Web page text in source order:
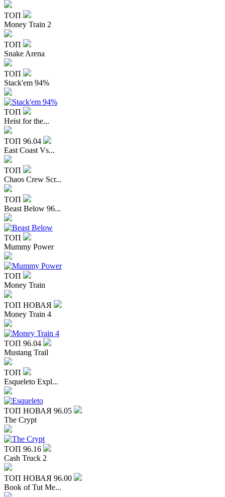
ТОП
Money Train 2
ТОП
Snake Arena
ТОП
Stack'em 94%
ТОП
Heist for the...
ТОП 96.04
East Coast Vs...
ТОП
Chaos Crew Scr...
ТОП
Beast Below 96...
ТОП
Mummy Power
ТОП
Money Train
ТОП НОВАЯ
Money Train 4
ТОП 96.04
Mustang Trail
ТОП
Esqueleto Expl...
ТОП НОВАЯ 96.05
The Crypt
ТОП 96.16
Cash Truck 2
ТОП НОВАЯ 96.00
Book of Tut Me...